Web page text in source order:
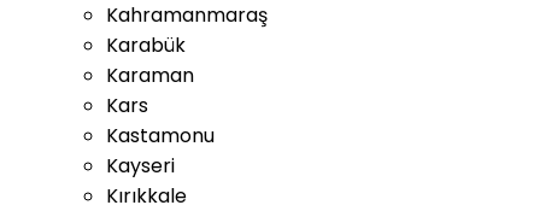
Kahramanmaraş
Karabük
Karaman
Kars
Kastamonu
Kayseri
Kırıkkale